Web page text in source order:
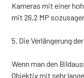
Kameras mit einer
mit 26,2 MP
5. Die Verlängerung
Wenn man den
Objektiv mit sehr